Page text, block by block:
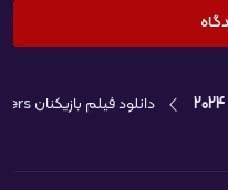
دانلود فیلم بازیکنان Players